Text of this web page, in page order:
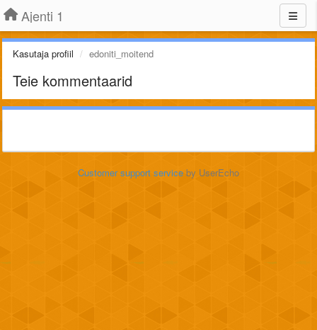
Ajenti 1
Kasutaja profiil edoniti_moitend
Teie kommentaarid
Customer support service by UserEcho